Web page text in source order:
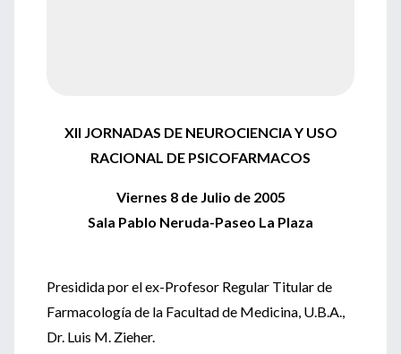
XII JORNADAS DE NEUROCIENCIA Y USO
RACIONAL DE PSICOFARMACOS
Viernes 8 de Julio de 2005
Sala Pablo Neruda-Paseo La Plaza
Presidida por el ex-Profesor Regular Titular de
Farmacología de la Facultad de Medicina, U.B.A.,
Dr. Luis M. Zieher.